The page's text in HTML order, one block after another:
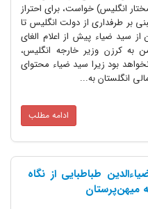
انگلیس) خواست، برای احتراز
طرفداری از دولت انگلیس تا
نرمن از سید ضیاء پیش از اعلام الغای
نرمن به کرزن وزیر خارجه انگلیس،
بود زیرا سید ضیاء محتوای
انگلستان به...
ادامه مطلب
طباطبایی از نگاه
میهن‌پرستان